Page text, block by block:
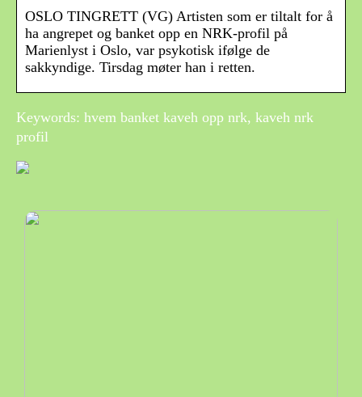
OSLO TINGRETT (VG) Artisten som er tiltalt for å
ha angrepet og banket opp en NRK-profil på
Marienlyst i Oslo, var psykotisk ifølge de
sakkyndige. Tirsdag møter han i retten.
Keywords: hvem banket kaveh opp nrk, kaveh nrk
profil